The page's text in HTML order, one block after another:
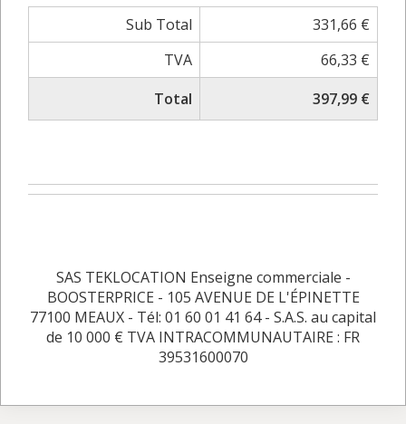
Sub Total
331,66 €
TVA
66,33 €
Total
397,99 €
SAS TEKLOCATION Enseigne commerciale -
BOOSTERPRICE - 105 AVENUE DE L'ÉPINETTE
77100 MEAUX - Tél: 01 60 01 41 64 - S.A.S. au capital
de 10 000 € TVA INTRACOMMUNAUTAIRE : FR
39531600070